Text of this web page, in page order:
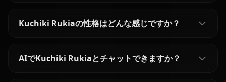
Kuchiki Rukiaの性格はどんな感じですか？
AIでKuchiki Rukiaとチャットできますか？